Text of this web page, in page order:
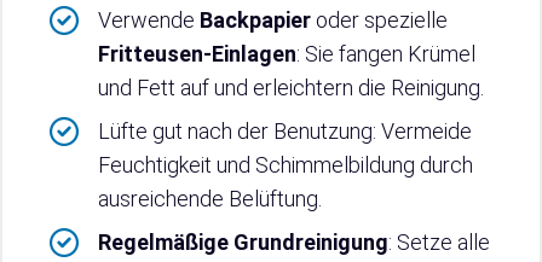
Verwende Backpapier oder spezielle
Fritteusen-Einlagen: Sie fangen Krümel
und Fett auf und erleichtern die Reinigung.
Lüfte gut nach der Benutzung: Vermeide
Feuchtigkeit und Schimmelbildung durch
ausreichende Belüftung.
Regelmäßige Grundreinigung: Setze alle